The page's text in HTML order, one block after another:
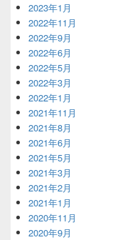
2023年1月
2022年11月
2022年9月
2022年6月
2022年5月
2022年3月
2022年1月
2021年11月
2021年8月
2021年6月
2021年5月
2021年3月
2021年2月
2021年1月
2020年11月
2020年9月